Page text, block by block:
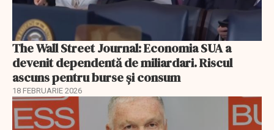
The Wall Street Journal: Economia SUA a
devenit dependentă de miliardari. Riscul
ascuns pentru burse și consum
18 FEBRUARIE 2026
EXCLUSIV